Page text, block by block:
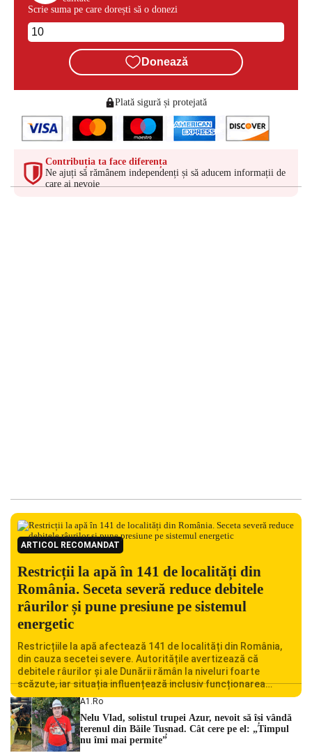
Scrie suma pe care dorești să o donezi
Donează
Plată sigură și protejată
Contribuția ta face diferența
Ne ajuți să rămânem independenți și să aducem informații de
care ai nevoie
ARTICOL RECOMANDAT
Restricții la apă în 141 de localități din
România. Seceta severă reduce debitele
râurilor și pune presiune pe sistemul
energetic
Restricțiile la apă afectează 141 de localități din România,
din cauza secetei severe. Autoritățile avertizează că
debitele râurilor și ale Dunării rămân la niveluri foarte
scăzute, iar situația influențează inclusiv funcționarea
Centralei Nucleare de la Cernavodă. România se confruntă
cu una dintre cele mai dificile perioade din punct de vedere
hidrologic din ultimii ani. Lipsa […]
A1.ro
Nelu Vlad, solistul trupei Azur, nevoit să își vândă
terenul din Băile Tușnad. Cât cere pe el: „Timpul
nu îmi mai permite”